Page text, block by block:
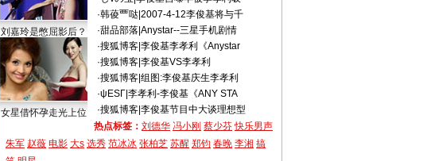
刘嘉玲是憋屈影后？
女星借怀孕走光上位
·韩葰覀哒| 2007-4-12李俊基将与千
·甜品部落| Anystar--三星手机剧情
·搜狐博客| 李俊基李孝利《Anystar
·搜狐博客| 李俊基VS李孝利
·搜狐博客| 组图:李俊基庆生李孝利
·ψΕSΓ| 李孝利-李俊基《ANY STA
·搜狐博客| 李俊基节目中大谈理想型
热点标签： 刘德华 冯小刚 蔡少芬 快乐男声
朱军 赵薇 电影 大s 选秀 范冰冰 张柏芝 苏醒 郑钧 春晚 李湘 搞